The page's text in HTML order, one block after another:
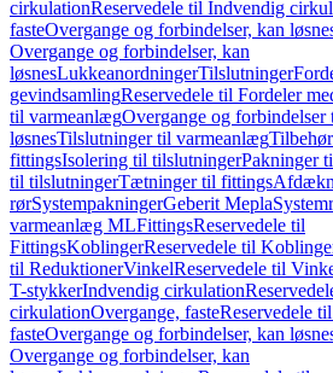
cirkulationReservedele til Indvendig
fasteOvergange og forbindelser, kan
Overgange og forbindelser, kan
løsnesLukkeanordningerTilslutninger
gevindsamlingReservedele til Fordeler
til varmeanlægOvergange og
løsnesTilslutninger til varmeanlægTilbehør
fittingsIsolering til tilslutningerPakninger
til tilslutningerTætninger til fittings
rørSystempakningerGeberit Mepla
varmeanlæg MLFittingsReservedele til
FittingsKoblingerReservedele til
til ReduktionerVinkelReservedele til
T-stykkerIndvendig cirkulation
cirkulationOvergange, fasteReservedele
fasteOvergange og forbindelser, kan
Overgange og forbindelser, kan